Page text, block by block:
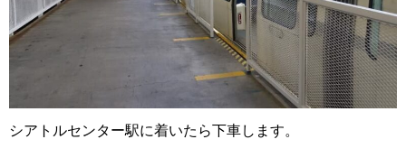
シアトルセンター駅に着いたら下車します。